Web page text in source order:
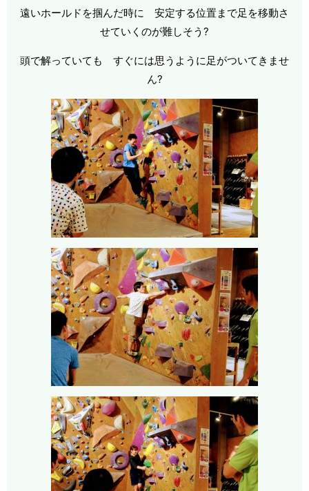
遠いホールドを掴んだ時に 安定する位置まで足を移動さ
せていくのが難しそう?
頭で解っていても すぐには思うように足がついてきませ
ん?